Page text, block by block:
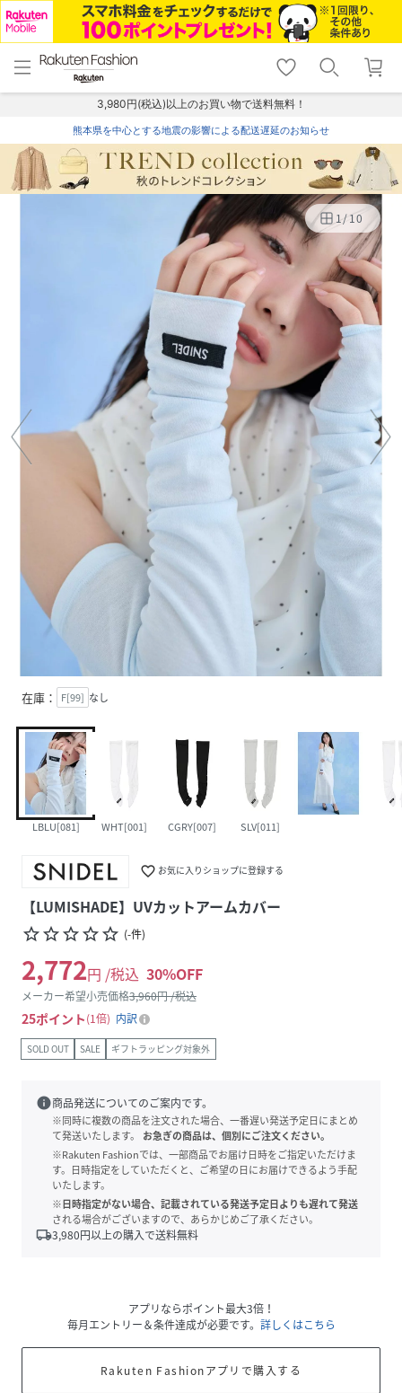
menu home
トップ
shopping_cart lock_outline
ログイン
3,980円(税込)以上のお買い物で送料無料！
熊本県を中心とする地震の影響による配送遅延のお知らせ
1/10
在庫： F[99] なし
LBLU[081] WHT[001] CGRY[007] SLV[011]
favorite_border お気に入りショップに登録する
【LUMISHADE】UVカットアームカバー
star_borderstar_borderstar_borderstar_borderstar_border (-件)
2,772円 /税込 30%OFF
メーカー希望小売価格3,960円 /税込
25ポイント 1倍 内訳
SOLD OUT SALE ギフトラッピング対象外
info商品発送についてのご案内です。
※同時に複数の商品を注文された場合、一番遅い発送予定日にまとめ
て発送いたします。
お急ぎの商品は、個別にご注文ください。
※Rakuten Fashionでは、一部商品でお届け日時をご指定いただけま
す。日時指定をしていただくと、ご希望の日にお届けできるよう手配
いたします。
※日時指定がない場合、記載されている発送予定日よりも遅れて発送
される場合がございますので、あらかじめご了承ください。
local_shipping3,980円以上の購入で送料無料
アプリならポイント最大3倍！
毎月エントリー＆条件達成が必要です。 詳しくはこちら
Rakuten Fashionアプリで購入する